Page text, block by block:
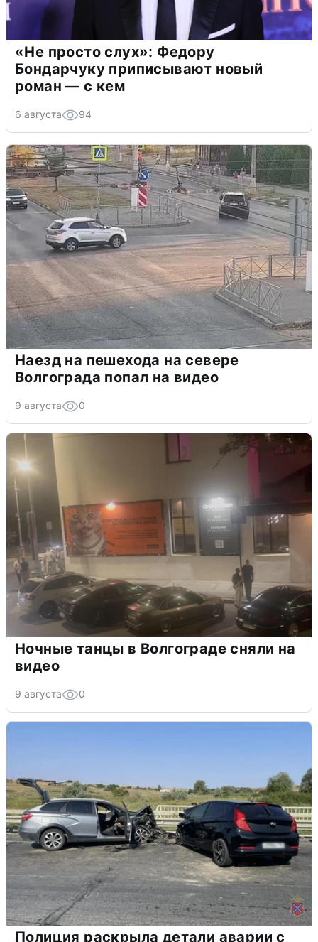
«Не просто слух»: Федору
Бондарчуку приписывают новый
роман — с кем
6 августа 94
Наезд на пешехода на севере
Волгограда попал на видео
9 августа 0
Ночные танцы в Волгограде сняли на
видео
9 августа 0
Полиция раскрыла детали аварии с